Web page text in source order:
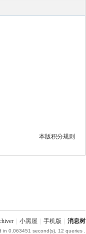
本版积分规则
小黑屋 手机版 消息树
in 0.063451 second(s), 12 queries .